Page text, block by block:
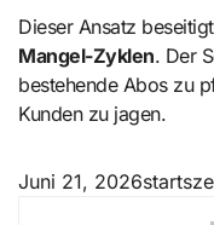
Dieser Ansatz
Mangel-Zyklen. Der
bestehende Abos zu
Kunden zu jagen.
Juni 21, 2026